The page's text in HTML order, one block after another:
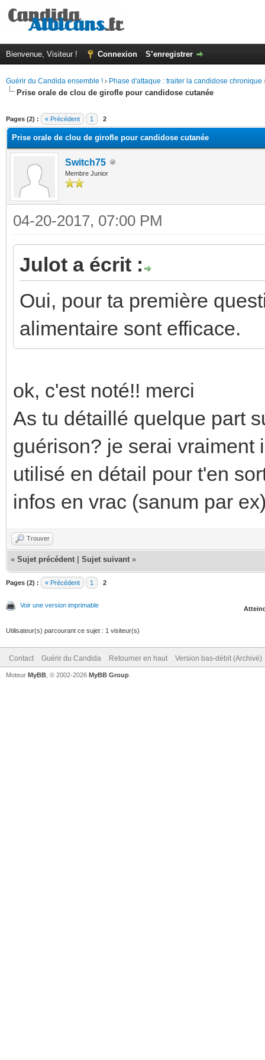
Bienvenue, Visiteur ! Connexion S’enregistrer
Guérir du Candida ensemble ! › Phase d'attaque : traiter la candidose chronique
Prise orale de clou de girofle pour candidose cutanée
Pages (2) : « Précédent 1 2
Prise orale de clou de girofle pour candidose cutanée
Switch75
Membre Junior
04-20-2017, 07:00 PM
Julot a écrit :
Oui, pour ta première
alimentaire sont efficace.
ok, c'est noté!! merci
As tu détaillé quelque part
guérison? je serai vraiment
utilisé en détail pour t'en
infos en vrac (sanum par
Trouver
« Sujet précédent Sujet suivant »
Pages (2) : « Précédent 1 2
Voir une version imprimable
Utilisateur(s) parcourant ce sujet : 1 visiteur(s)
Contact Guérir du Candida Retourner en haut Version bas-débit (Archivé)
Moteur MyBB , © 2002-2026 MyBB Group